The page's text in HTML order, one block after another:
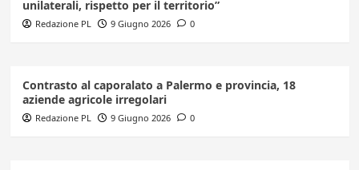
unilaterali, rispetto per il territorio”
Redazione PL 9 Giugno 2026 0
Contrasto al caporalato a Palermo e provincia, 18
aziende agricole irregolari
Redazione PL 9 Giugno 2026 0